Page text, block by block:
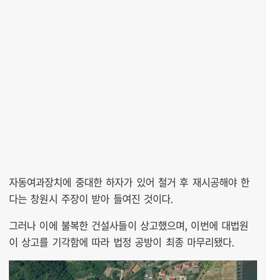
자동여과장치에 중대한 하자가 있어 철거 후 재시공해야 한
다는 창원시 주장이 받아 들여진 것이다.
그러나 이에 불복한 건설사들이 상고했으며, 이번에 대법원
이 상고를 기각함에 따라 법정 공방이 최종 마무리됐다.